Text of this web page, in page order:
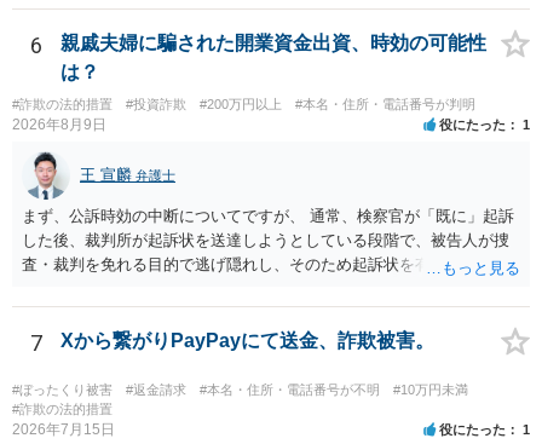
い場合、最寄りの法律事務所での相談を検討ください。 上記、ご参考
ください。
6
親戚夫婦に騙された開業資金出資、時効の可能性
は？
#詐欺の法的措置 #投資詐欺 #200万円以上 #本名・住所・電話番号が判明
2026年8月9日 役にたった 1
王 宣麟 弁護士
まず、公訴時効の中断についてですが、 通常、検察官が「既に」起訴
した後、裁判所が起訴状を送達しようとしている段階で、被告人が捜
査・裁判を免れる目的で逃げ隠れし、そのため起訴状を有効に送達で
この規定によって時効が停止するわけではありません。 その意味で
は、刑事事件化するという部分ではややハードルが高いように見受け
られます。 他方で、相手方の住所等が特定できているのであれば、民
事事件として、損害賠償請求や貸金返還請求等により、裁判所を通じ
て返金を求める方法も考えられますが、結局は相手方に資力があるか
否かにより結論が分かれます。
7 Xから繋がりPayPayにて送金、詐欺被害。
#ぼったくり被害 #返金請求 #本名・住所・電話番号が不明
#10万円未満
#詐欺の法的措置
2026年7月15日 役にたった 1